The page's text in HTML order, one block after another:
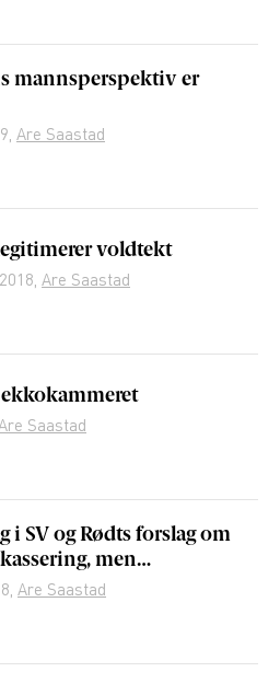
mannsperspektiv er
, Are Saastad
voldtekt
, Are Saastad
Saastad
i SV og Rødts forslag om
men…
, Are Saastad